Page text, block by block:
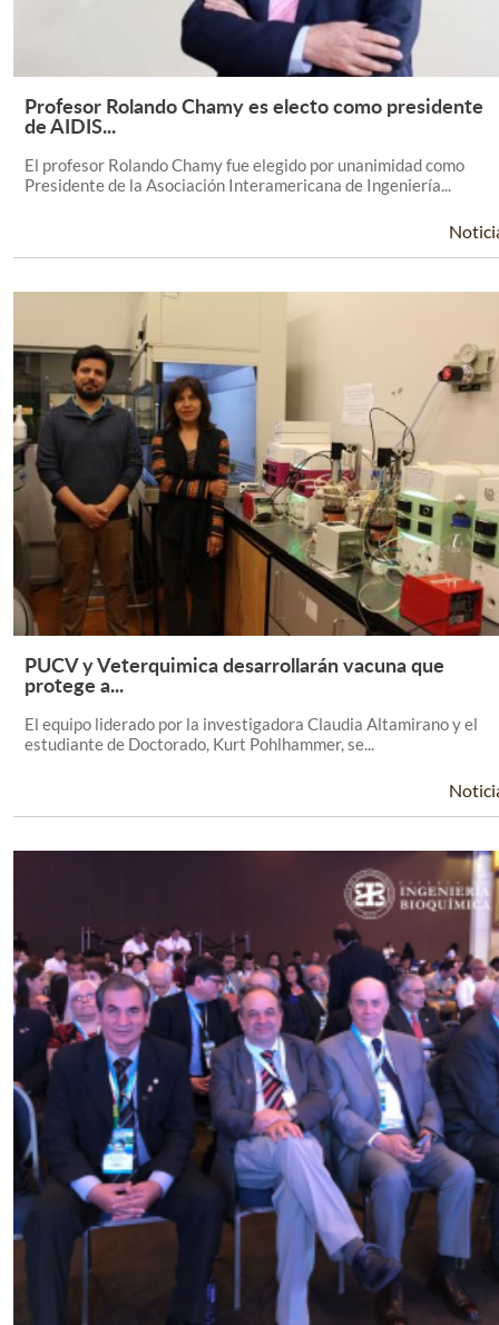
Leer Más +
Profesor Rolando Chamy es electo como presidente
de AIDIS...
El profesor Rolando Chamy fue elegido por unanimidad como
Presidente de la Asociación Interamericana de Ingeniería...
Leer Más +
PUCV y Veterquimica desarrollarán vacuna que
protege a...
El equipo liderado por la investigadora Claudia Altamirano y el
estudiante de Doctorado, Kurt Pohlhammer, se...